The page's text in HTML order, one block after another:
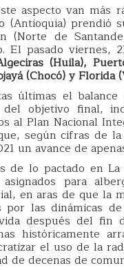
aspecto van más
(Antioquia) prendió
(Norte de
El pasado viernes,
(Huila),
(Chocó) y Florida
últimas el
objetivo final,
al Plan Nacional
según cifras de
un avance de
de lo pactado en La
para
en aras de que la
por las dinámicas
después del fin
históricamente
el uso de la
de decenas de